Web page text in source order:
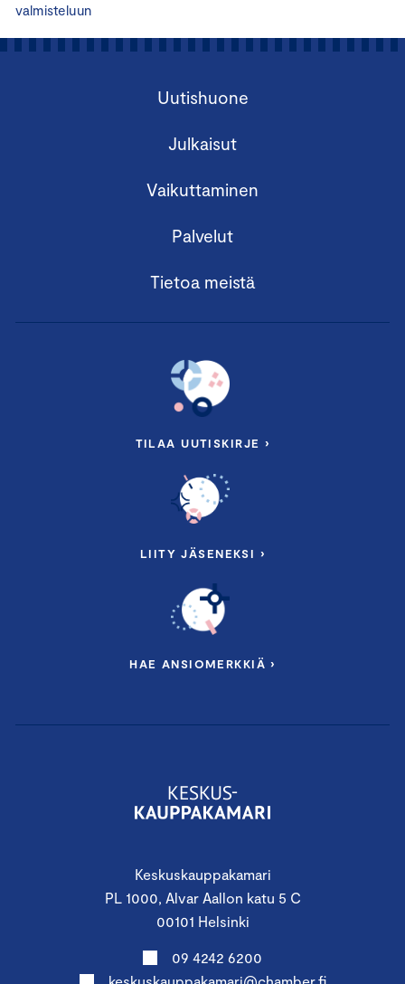
valmisteluun
Keskuskauppakamari
PL 1000, Alvar Aallon katu 5 C
00101 Helsinki
09 4242 6200
Uutishuone
Julkaisut
Vaikuttaminen
Palvelut
Tietoa meistä
TILAA UUTISKIRJE ›
LIITY JÄSENEKSI ›
HAE ANSIOMERKKIÄ ›